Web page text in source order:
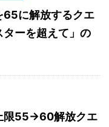
65に解放するクエ
ターを超えて」の
限55→60解放クエ